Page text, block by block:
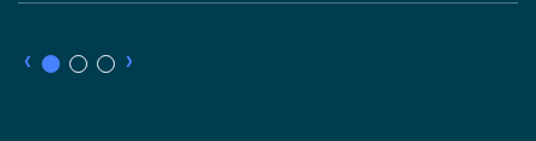
› ›